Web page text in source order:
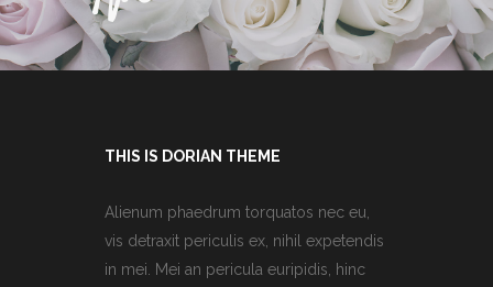
THIS IS DORIAN THEME
Alienum phaedrum torquatos nec eu,
vis detraxit periculis ex, nihil expetendis
in mei. Mei an pericula euripidis, hinc